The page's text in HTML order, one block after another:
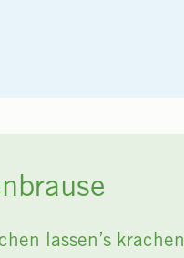
lassen’s krachen